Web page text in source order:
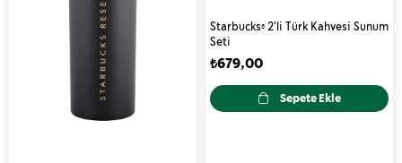
Starbucks® 2'li Türk Kahvesi Sunum
Seti
₺679,00
Sepete Ekle